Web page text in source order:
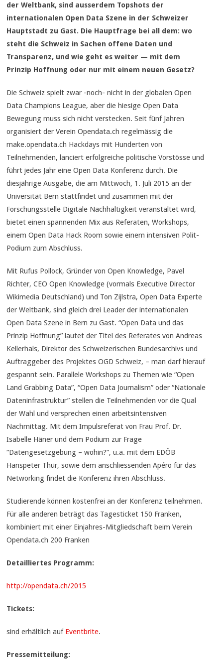
der Weltbank, sind ausserdem Topshots der
internationalen Open Data Szene in der Schweizer
Hauptstadt zu Gast. Die Hauptfrage bei all dem: wo
steht die Schweiz in Sachen offene Daten und
Transparenz, und wie geht es weiter — mit dem
Prinzip Hoffnung oder nur mit einem neuen Gesetz?
Die Schweiz spielt zwar -noch- nicht in der globalen Open
Data Champions League, aber die hiesige Open Data
Bewegung muss sich nicht verstecken. Seit fünf Jahren
organisiert der Verein Opendata.ch regelmässig die
make.opendata.ch Hackdays mit Hunderten von
Teilnehmenden, lanciert erfolgreiche politische Vorstösse und
führt jedes Jahr eine Open Data Konferenz durch. Die
diesjährige Ausgabe, die am Mittwoch, 1. Juli 2015 an der
Universität Bern stattfindet und zusammen mit der
Forschungsstelle Digitale Nachhaltigkeit veranstaltet wird,
bietet einen spannenden Mix aus Referaten, Workshops,
einem Open Data Hack Room sowie einem intensiven Polit-
Podium zum Abschluss.
Mit Rufus Pollock, Gründer von Open Knowledge, Pavel
Richter, CEO Open Knowledge (vormals Executive Director
Wikimedia Deutschland) und Ton Zijlstra, Open Data Experte
der Weltbank, sind gleich drei Leader der internationalen
Open Data Szene in Bern zu Gast. “Open Data und das
Prinzip Hoffnung” lautet der Titel des Referates von Andreas
Kellerhals, Direktor des Schweizerischen Bundesarchivs und
Auftraggeber des Projektes OGD Schweiz, – man darf hierauf
gespannt sein. Parallele Workshops zu Themen wie “Open
Land Grabbing Data”, “Open Data Journalism” oder “Nationale
Dateninfrastruktur” stellen die Teilnehmenden vor die Qual
der Wahl und versprechen einen arbeitsintensiven
Nachmittag. Mit dem Impulsreferat von Frau Prof. Dr.
Isabelle Häner und dem Podium zur Frage
“Datengesetzgebung – wohin?”, u.a. mit dem EDÖB
Hanspeter Thür, sowie dem anschliessenden Apéro für das
Networking findet die Konferenz ihren Abschluss.
Studierende können kostenfrei an der Konferenz teilnehmen.
Für alle anderen beträgt das Tagesticket 150 Franken,
kombiniert mit einer Einjahres-Mitgliedschaft beim Verein
Opendata.ch 200 Franken
Detailliertes Programm:
http://opendata.ch/2015
Tickets:
sind erhältlich auf Eventbrite.
Pressemitteilung: